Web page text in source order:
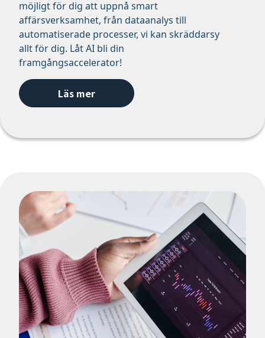
möjligt för dig att uppnå smart
affärsverksamhet, från dataanalys till
automatiserade processer, vi kan skräddarsy
allt för dig. Låt AI bli din
framgångsaccelerator!
Läs mer